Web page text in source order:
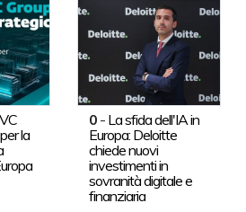
la
0 - La sfida dell'IA in
Europa: Deloitte
chiede nuovi
investimenti in
sovranità digitale e
finanziaria